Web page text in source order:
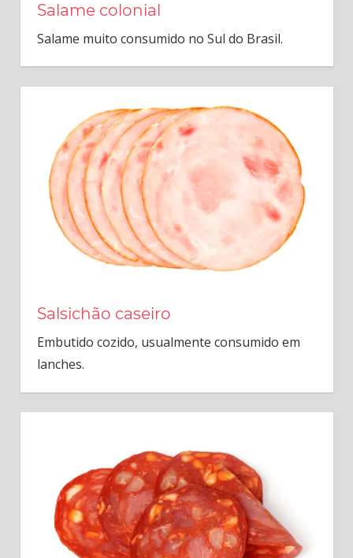
Salame colonial
Salame muito consumido no Sul do Brasil.
Salsichão caseiro
Embutido cozido, usualmente consumido em
lanches.